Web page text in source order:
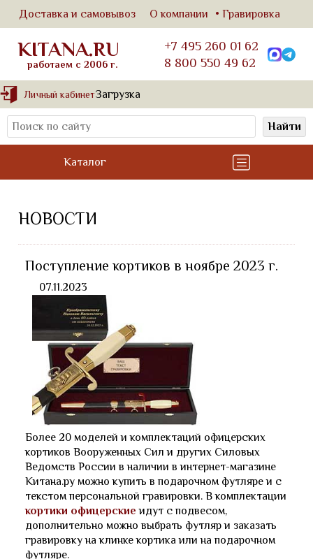
Доставка и самовывоз О компании Гравировка
KITANA.RU
работаем с 2006 г.
+7 495 260 01 62
8 800 550 49 62
Личный кабинетЗагрузка
Найти
Каталог
НОВОСТИ
Поступление кортиков в ноябре 2023 г.
07.11.2023
Более 20 моделей и комплектаций офицерских
кортиков Вооруженных Сил и других Силовых
Ведомств России в наличии в интернет-магазине
Китана.ру можно купить в подарочном футляре и с
текстом персональной гравировки. В комплектации
кортики офицерские идут с подвесом,
дополнительно можно выбрать футляр и заказать
гравировку на клинке кортика или на подарочном
футляре.